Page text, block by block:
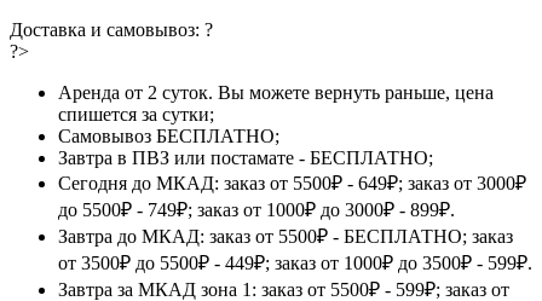
Доставка и самовывоз: ?
?>
Аренда от 2 суток. Вы можете вернуть раньше, цена
спишется за сутки;
Самовывоз БЕСПЛАТНО;
Завтра в ПВЗ или постамате - БЕСПЛАТНО;
Сегодня до МКАД: заказ от 5500₽ - 649₽; заказ от 3000₽
до 5500₽ - 749₽; заказ от 1000₽ до 3000₽ - 899₽.
Завтра до МКАД: заказ от 5500₽ - БЕСПЛАТНО; заказ
от 3500₽ до 5500₽ - 449₽; заказ от 1000₽ до 3500₽ - 599₽.
Завтра за МКАД зона 1: заказ от 5500₽ - 599₽; заказ от